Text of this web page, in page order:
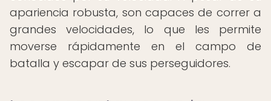
apariencia robusta, son capaces de correr a
grandes velocidades, lo que les permite
moverse rápidamente en el campo de
batalla y escapar de sus perseguidores.